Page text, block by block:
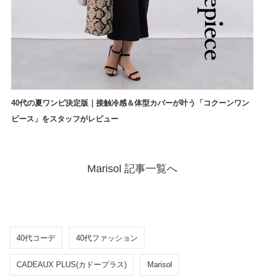
40代の夏ワンピ決定版｜接触冷感＆体型カバーが叶う「コクーンワン
ピース」をスタッフがレビュー
Marisol 記事一覧へ
40代コーデ 40代ファッション
CADEAUX PLUS(カドープラス) Marisol